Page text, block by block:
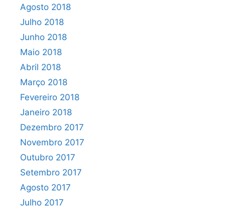
Agosto 2018
Julho 2018
Junho 2018
Maio 2018
Abril 2018
Março 2018
Fevereiro 2018
Janeiro 2018
Dezembro 2017
Novembro 2017
Outubro 2017
Setembro 2017
Agosto 2017
Julho 2017